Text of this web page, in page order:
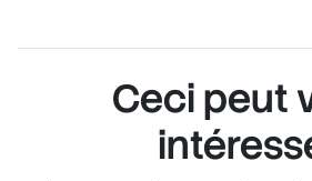
Ceci peut